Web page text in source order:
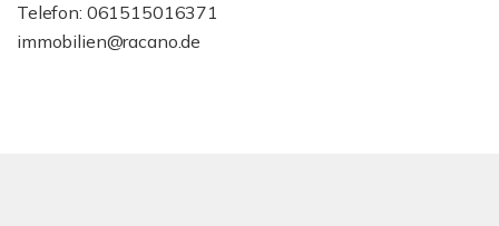
Telefon: 061515016371
immobilien@racano.de